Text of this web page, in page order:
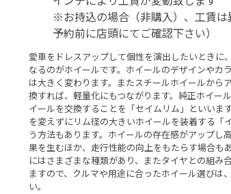
※お持込の場合（非購入）、工賃は
予約前に店頭にてご確認下さい）
愛車をドレスアップして個性を演出したいときに
なるのがホイールです。ホイールのデザインやカ
は大きく変わります。またスチールホイールから
換すれば、軽量化にもつながります。純正ホイー
イールを交換することを「セイムリム」といいま
を変えずにリム径の大きいホイールを装着する「
う方法もあります。ホイールの存在感がアップし
果を生むほか、走行性能の向上をもたらす場合も
にはさまざまな種類があり、またタイヤとの組み
ますので、クルマや用途に合ったホイール選びは
い。